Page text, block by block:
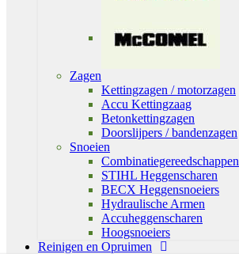
Zagen
Kettingzagen / motorzagen
Accu Kettingzaag
Betonkettingzagen
Doorslijpers / bandenzagen
Snoeien
Combinatiegereedschappen
STIHL Heggenscharen
BECX Heggensnoeiers
Hydraulische Armen
Accuheggenscharen
Hoogsnoeiers
Reinigen en Opruimen